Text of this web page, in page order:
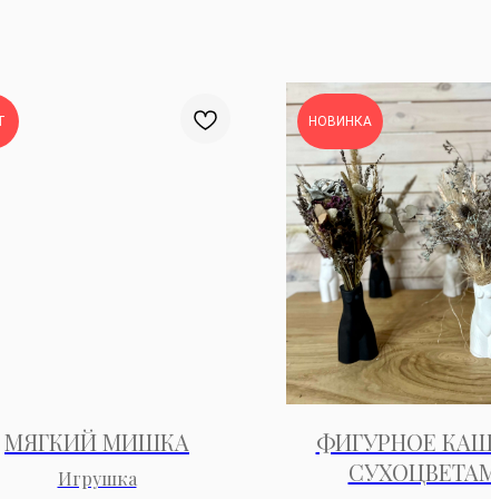
МЯГКИЙ МИШКА
Игрушка
НОВИНКА
ФИГУРНОЕ